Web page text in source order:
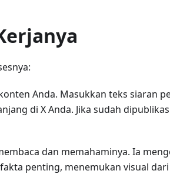
Anda. Masukkan teks siaran
di X Anda. Jika sudah
dan memahaminya. Ia
penting, menemukan visual